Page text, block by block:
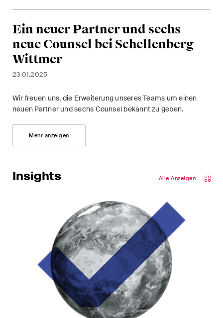
Ein neuer Partner und sechs
neue Counsel bei Schellenberg
Wittmer
23.01.2025
Wir freuen uns, die Erweiterung unseres Teams um einen
neuen Partner und sechs Counsel bekannt zu geben.
Mehr anzeigen
Insights Alle Anzeigen